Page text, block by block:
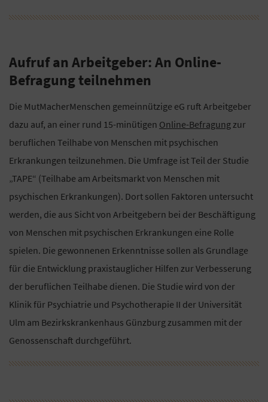
Aufruf an Arbeitgeber: An Online-
Befragung teilnehmen
Die MutMacherMenschen gemeinnützige eG ruft Arbeitgeber
dazu auf, an einer rund 15-minütigen Online-Befragung zur
beruflichen Teilhabe von Menschen mit psychischen
Erkrankungen teilzunehmen. Die Umfrage ist Teil der Studie
„TAPE“ (Teilhabe am Arbeitsmarkt von Menschen mit
psychischen Erkrankungen). Dort sollen Faktoren untersucht
werden, die aus Sicht von Arbeitgebern bei der Beschäftigung
von Menschen mit psychischen Erkrankungen eine Rolle
spielen. Die gewonnenen Erkenntnisse sollen als Grundlage
für die Entwicklung praxistauglicher Hilfen zur Verbesserung
der beruflichen Teilhabe dienen. Die Studie wird von der
Klinik für Psychiatrie und Psychotherapie II der Universität
Ulm am Bezirkskrankenhaus Günzburg zusammen mit der
Genossenschaft durchgeführt.